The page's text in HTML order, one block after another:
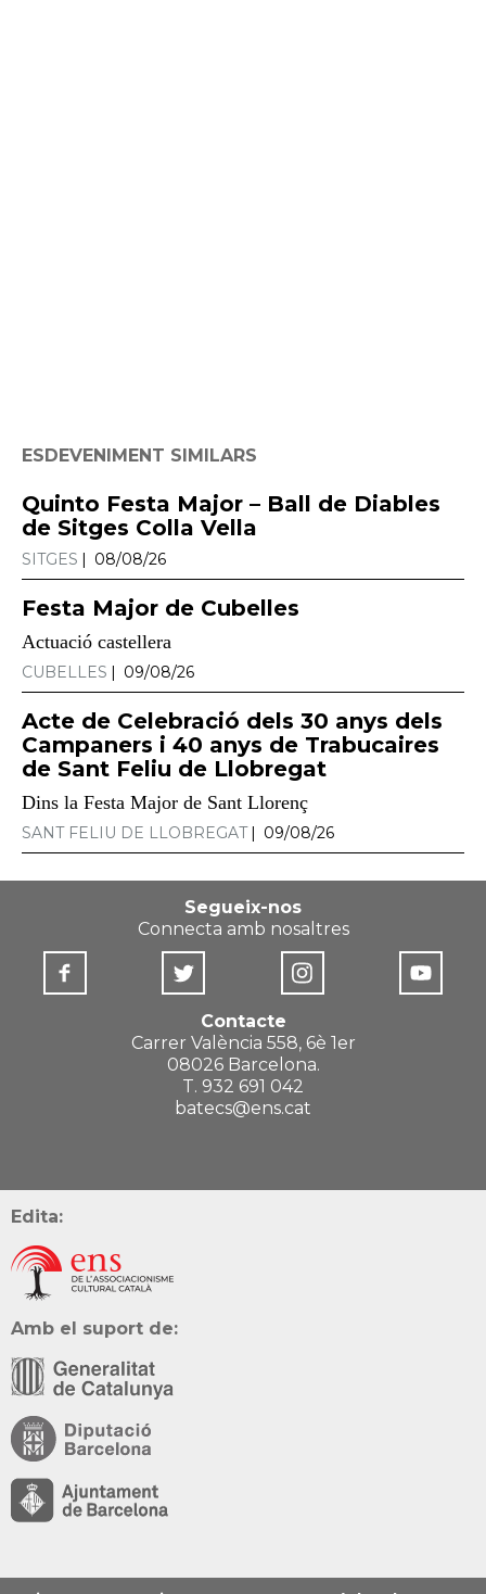
ESDEVENIMENT SIMILARS
Quinto Festa Major – Ball de Diables
de Sitges Colla Vella
SITGES 08/08/26
Festa Major de Cubelles
Actuació castellera
CUBELLES 09/08/26
Acte de Celebració dels 30 anys dels
Campaners i 40 anys de Trabucaires
de Sant Feliu de Llobregat
Dins la Festa Major de Sant Llorenç
SANT FELIU DE LLOBREGAT 09/08/26
Segueix-nos
Connecta amb nosaltres
Contacte
Carrer València 558, 6è 1er
08026 Barcelona.
T. 932 691 042
batecs@ens.cat
Edita:
Amb el suport de: